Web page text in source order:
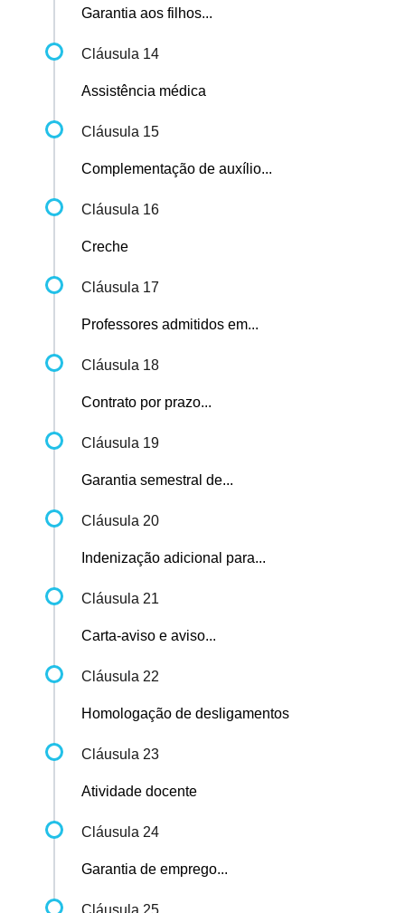
Garantia aos filhos...
Cláusula 14
Assistência médica
Cláusula 15
Complementação de auxílio...
Cláusula 16
Creche
Cláusula 17
Professores admitidos em...
Cláusula 18
Contrato por prazo...
Cláusula 19
Garantia semestral de...
Cláusula 20
Indenização adicional para...
Cláusula 21
Carta-aviso e aviso...
Cláusula 22
Homologação de desligamentos
Cláusula 23
Atividade docente
Cláusula 24
Garantia de emprego...